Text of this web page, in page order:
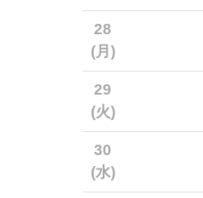
28
(月)
29
(火)
30
(水)